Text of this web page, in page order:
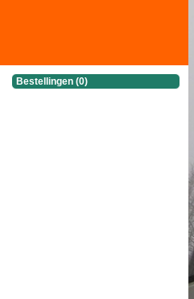
Bestellingen (0)